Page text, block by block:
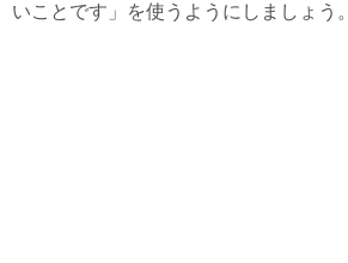
いことです」を使うようにしましょう。